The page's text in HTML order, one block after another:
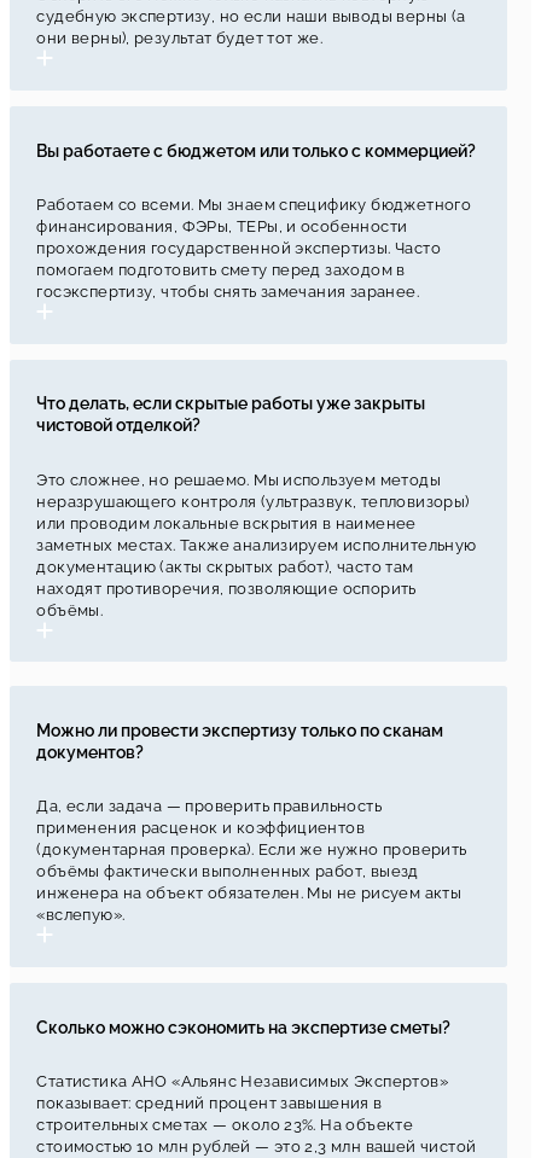
судебную экспертизу, но если наши выводы верны (а
они верны), результат будет тот же.
Вы работаете с бюджетом или только с коммерцией?
Работаем со всеми. Мы знаем специфику бюджетного
финансирования, ФЭРы, ТЕРы, и особенности
прохождения государственной экспертизы. Часто
помогаем подготовить смету перед заходом в
госэкспертизу, чтобы снять замечания заранее.
Что делать, если скрытые работы уже закрыты
чистовой отделкой?
Это сложнее, но решаемо. Мы используем методы
неразрушающего контроля (ультразвук, тепловизоры)
или проводим локальные вскрытия в наименее
заметных местах. Также анализируем исполнительную
документацию (акты скрытых работ), часто там
находят противоречия, позволяющие оспорить
объёмы.
Можно ли провести экспертизу только по сканам
документов?
Да, если задача — проверить правильность
применения расценок и коэффициентов
(документарная проверка). Если же нужно проверить
объёмы фактически выполненных работ, выезд
инженера на объект обязателен. Мы не рисуем акты
«вслепую».
Сколько можно сэкономить на экспертизе сметы?
Статистика АНО «Альянс Независимых Экспертов»
показывает: средний процент завышения в
строительных сметах — около 23%. На объекте
стоимостью 10 млн рублей — это 2,3 млн вашей чистой